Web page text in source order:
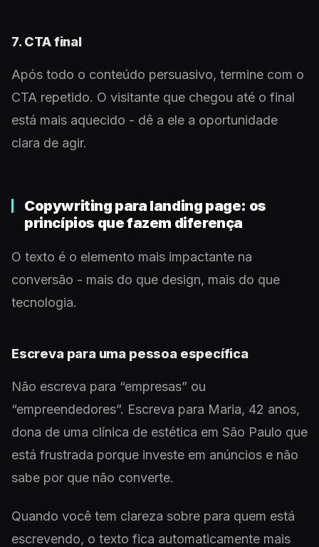
7. CTA final
Após todo o conteúdo persuasivo, termine com o
CTA repetido. O visitante que chegou até o final
está mais aquecido - dê a ele a oportunidade
clara de agir.
Copywriting para landing page: os
princípios que fazem diferença
O texto é o elemento mais impactante na
conversão - mais do que design, mais do que
tecnologia.
Escreva para uma pessoa específica
Não escreva para “empresas” ou
“empreendedores”. Escreva para Maria, 42 anos,
dona de uma clínica de estética em São Paulo que
está frustrada porque investe em anúncios e não
sabe por que não converte.
Quando você tem clareza sobre para quem está
escrevendo, o texto fica automaticamente mais